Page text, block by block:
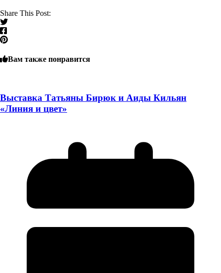
Share This Post:
Вам также понравится
Выставка Татьяны Бирюк и Аиды Кильян
«Линия и цвет»